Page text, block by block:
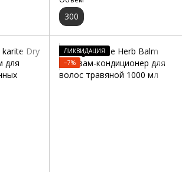
300
ЛИКВИДАЦИЯ
−7%